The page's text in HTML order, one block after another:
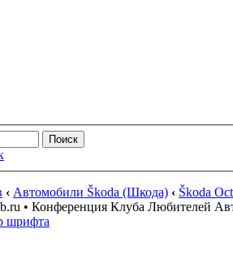
‹ Автомобили Škoda (Шкода) ‹ Škoda
• Конференция Клуба Любителей
шрифта